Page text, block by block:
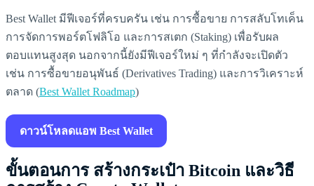
Best Wallet มีฟีเจอร์ที่ครบครัน เช่น การซื้อขาย การสลับโทเค็น
การจัดการพอร์ตโฟลิโอ และการสเตก (Staking) เพื่อรับผล
ตอบแทนสูงสุด นอกจากนี้ยังมีฟีเจอร์ใหม่ ๆ ที่กำลังจะเปิดตัว
เช่น การซื้อขายอนุพันธ์ (Derivatives Trading) และการวิเคราะห์
ตลาด (Best Wallet Roadmap)
ดาวน์โหลดแอพ Best Wallet
ขั้นตอนการ สร้างกระเป๋า Bitcoin และวิธี